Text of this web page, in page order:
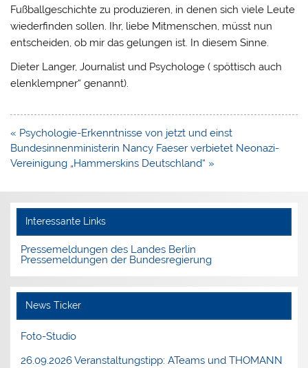
Fußballgeschichte zu produzieren, in denen sich viele Leute
wiederfinden sollen. Ihr, liebe Mitmenschen, müsst nun
entscheiden, ob mir das gelungen ist. In diesem Sinne.
Dieter Langer, Journalist und Psychologe ( spöttisch auch
elenklempner“ genannt).
Beitragsnavigation
« Psychologie-Erkenntnisse von jetzt und einst
Bundesinnenministerin Nancy Faeser verbietet Neonazi-
Vereinigung „Hammerskins Deutschland“ »
Interessante Links
Pressemeldungen des Landes Berlin
Pressemeldungen der Bundesregierung
News Ticker
Foto-Studio
26.09.2026 Veranstaltungstipp: ATeams und THOMANN